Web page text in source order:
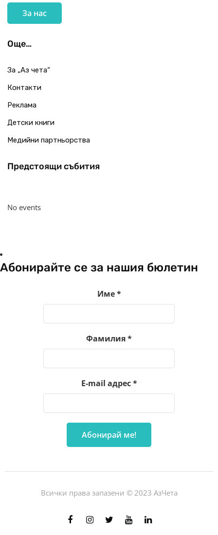
За нас
Още…
За „Аз чета“
Контакти
Реклама
Детски книги
Медийни партньорства
Предстоящи събития
No events
Абонирайте се за нашия бюлетин
Име*
Фамилия*
E-mail адрес*
Всички права запазени © 2023 АзЧета